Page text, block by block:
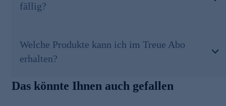
fällig?
Welche Produkte kann ich im Treue Abo
erhalten?
Das könnte Ihnen auch gefallen